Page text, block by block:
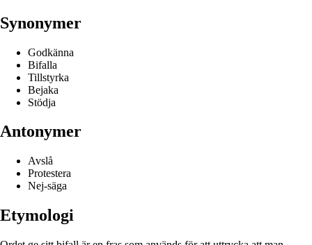
Synonymer
Godkänna
Bifalla
Tillstyrka
Bejaka
Stödja
Antonymer
Avslå
Protestera
Nej-säga
Etymologi